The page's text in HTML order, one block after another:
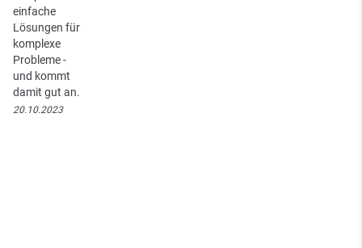
einfache
Lösungen für
komplexe
Probleme -
und kommt
damit gut an.
20.10.2023